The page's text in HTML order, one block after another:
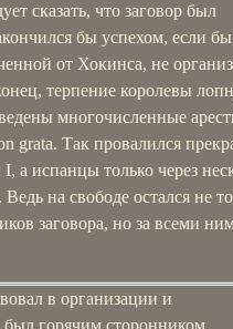
сказать, что заговор был
бы успехом, если бы
от Хокинса, не
терпение королевы
многочисленные
grata. Так провалился
а испанцы только через
на свободе остался не
заговора, но за всеми
в организации и
горячим сторонником